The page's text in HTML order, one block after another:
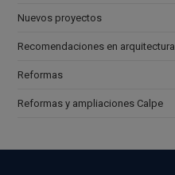
Nuevos proyectos
Recomendaciones en arquitectura
Reformas
Reformas y ampliaciones Calpe